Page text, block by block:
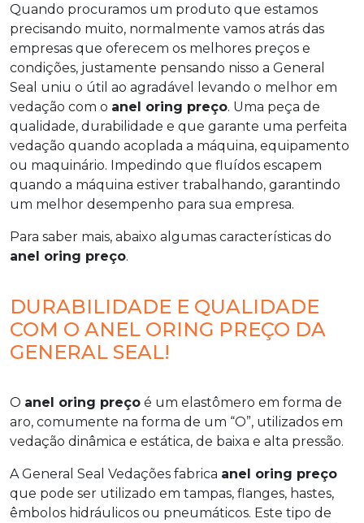
Quando procuramos um produto que estamos
precisando muito, normalmente vamos atrás das
empresas que oferecem os melhores preços e
condições, justamente pensando nisso a General
Seal uniu o útil ao agradável levando o melhor em
vedação com o anel oring preço. Uma peça de
qualidade, durabilidade e que garante uma perfeita
vedação quando acoplada a máquina, equipamento
ou maquinário. Impedindo que fluídos escapem
quando a máquina estiver trabalhando, garantindo
um melhor desempenho para sua empresa.
Para saber mais, abaixo algumas características do
anel oring preço.
DURABILIDADE E QUALIDADE
COM O ANEL ORING PREÇO DA
GENERAL SEAL!
O anel oring preço é um elastômero em forma de
aro, comumente na forma de um “O”, utilizados em
vedação dinâmica e estática, de baixa e alta pressão.
A General Seal Vedações fabrica anel oring preço
que pode ser utilizado em tampas, flanges, hastes,
êmbolos hidráulicos ou pneumáticos. Este tipo de